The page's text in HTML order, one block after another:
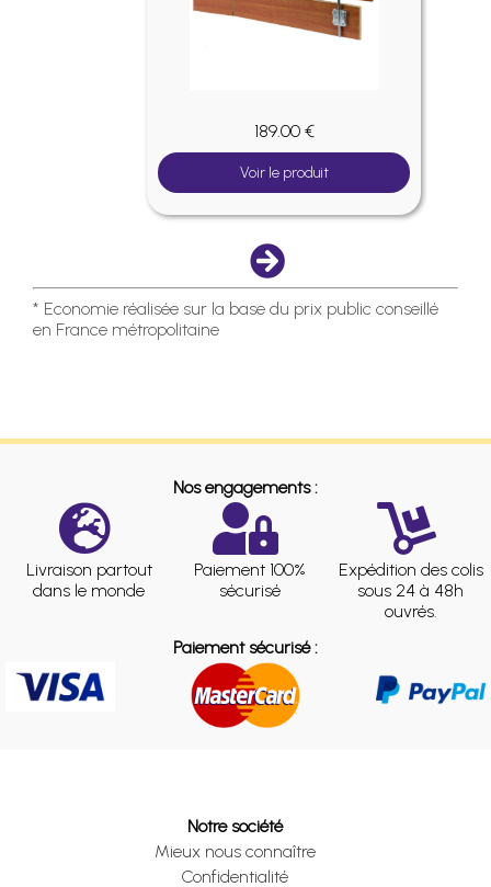
189.00 €
Voir le produit
* Economie réalisée sur la base du prix public conseillé
en France métropolitaine
Nos engagements :
Livraison partout
dans le monde
Paiement 100%
sécurisé
Expédition des colis
sous 24 à 48h
ouvrés.
Paiement sécurisé :
Notre société
Mieux nous connaître
Confidentialité